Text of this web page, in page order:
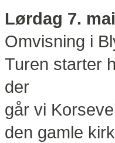
Lørdag 7. mai
Omvisning i
Turen starter
der
går vi
den gamle